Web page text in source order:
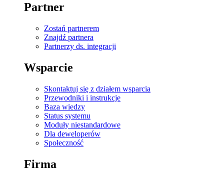
Partner
Zostań partnerem
Znajdź partnera
Partnerzy ds. integracji
Wsparcie
Skontaktuj się z działem wsparcia
Przewodniki i instrukcje
Baza wiedzy
Status systemu
Moduły niestandardowe
Dla deweloperów
Społeczność
Firma